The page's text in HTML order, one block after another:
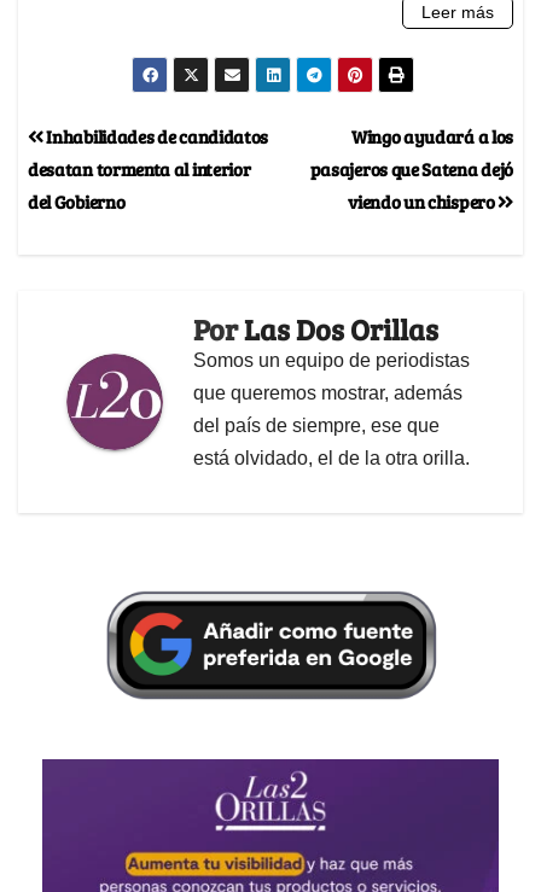
Wingo ayudará a los
pasajeros que Satena dejó
viendo un chispero
Inhabilidades de candidatos
desatan tormenta al interior
del Gobierno
PorLas Dos Orillas
Somos un equipo de periodistas
que queremos mostrar, además
del país de siempre, ese que
está olvidado, el de la otra orilla.